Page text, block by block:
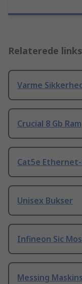
Relaterede links
Varme
Crucial 8 Gb Ram
Cat5e
Unisex Bukser
Infineon Sic
Messing